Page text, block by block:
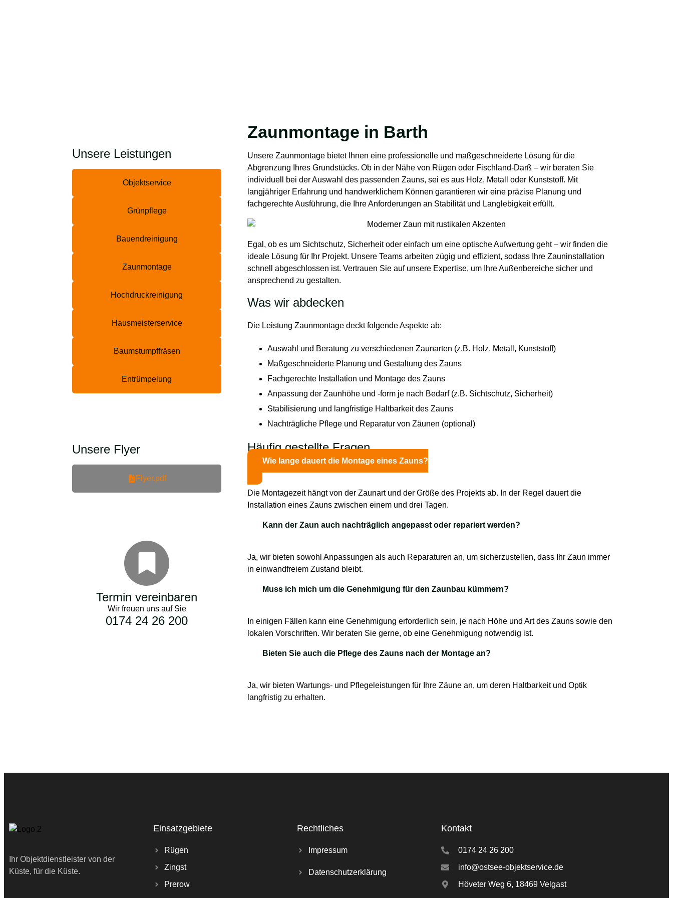
Unsere Leistungen
Objektservice
Grünpflege
Bauendreinigung
Zaunmontage
Hochdruckreinigung
Hausmeisterservice
Baumstumpffräsen
Entrümpelung
Unsere Flyer
Flyer.pdf
Termin vereinbaren
Wir freuen uns auf Sie
0174 24 26 200
Zaunmontage in Barth
Unsere Zaunmontage bietet Ihnen eine professionelle und maßgeschneiderte Lösung für die
Abgrenzung Ihres Grundstücks. Ob in der Nähe von Rügen oder Fischland-Darß – wir beraten Sie
individuell bei der Auswahl des passenden Zauns, sei es aus Holz, Metall oder Kunststoff. Mit
langjähriger Erfahrung und handwerklichem Können garantieren wir eine präzise Planung und
fachgerechte Ausführung, die Ihre Anforderungen an Stabilität und Langlebigkeit erfüllt.
Egal, ob es um Sichtschutz, Sicherheit oder einfach um eine optische Aufwertung geht – wir finden die
ideale Lösung für Ihr Projekt. Unsere Teams arbeiten zügig und effizient, sodass Ihre Zauninstallation
schnell abgeschlossen ist. Vertrauen Sie auf unsere Expertise, um Ihre Außenbereiche sicher und
ansprechend zu gestalten.
Was wir abdecken
Die Leistung Zaunmontage deckt folgende Aspekte ab:
Auswahl und Beratung zu verschiedenen Zaunarten (z.B. Holz, Metall, Kunststoff)
Maßgeschneiderte Planung und Gestaltung des Zauns
Fachgerechte Installation und Montage des Zauns
Anpassung der Zaunhöhe und -form je nach Bedarf (z.B. Sichtschutz, Sicherheit)
Stabilisierung und langfristige Haltbarkeit des Zauns
Nachträgliche Pflege und Reparatur von Zäunen (optional)
Häufig gestellte Fragen
Wie lange dauert die Montage eines Zauns?
Die Montagezeit hängt von der Zaunart und der Größe des Projekts ab. In der Regel dauert die
Installation eines Zauns zwischen einem und drei Tagen.
Kann der Zaun auch nachträglich angepasst oder repariert werden?
Ja, wir bieten sowohl Anpassungen als auch Reparaturen an, um sicherzustellen, dass Ihr Zaun immer
in einwandfreiem Zustand bleibt.
Muss ich mich um die Genehmigung für den Zaunbau kümmern?
In einigen Fällen kann eine Genehmigung erforderlich sein, je nach Höhe und Art des Zauns sowie den
lokalen Vorschriften. Wir beraten Sie gerne, ob eine Genehmigung notwendig ist.
Bieten Sie auch die Pflege des Zauns nach der Montage an?
Ja, wir bieten Wartungs- und Pflegeleistungen für Ihre Zäune an, um deren Haltbarkeit und Optik
langfristig zu erhalten.
Ihr Objektdienstleister von der
Küste, für die Küste.
Einsatzgebiete
Rügen
Zingst
Prerow
Rechtliches
Impressum
Datenschutzerklärung
Kontakt
0174 24 26 200
info@ostsee-objektservice.de
Höveter Weg 6, 18469 Velgast